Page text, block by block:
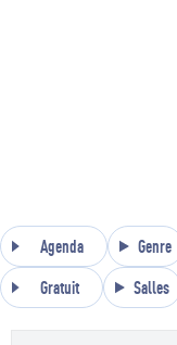
Agenda Genre
Gratuit Salles